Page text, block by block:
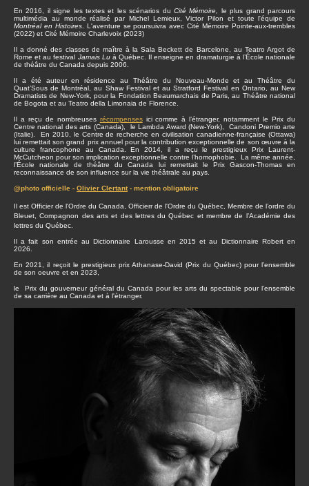
En 2016, il signe les textes et les scénarios du Cité Mémoire, le plus grand parcours
multimédia au monde réalisé par Michel Lemieux, Victor Pilon et toute l'équipe de
Montréal en Histoires. L'aventure se poursuivra avec Cité Mémoire Pointe-aux-trembles
(2022) et Cité Mémoire Charlevoix (2023)
Il a donné des classes de maître à la Sala Beckett de Barcelone, au Teatro Argot de
Rome et au festival Jamais Luà Québec. Il enseigne en dramaturgie à l’École nationale
de théâtre du Canada depuis 2006.
Il a été auteur en résidence au Théâtre du Nouveau-Monde et au Théâtre du
Quat’Sous de Montréal, au Shaw Festival et au Stratford Festival en Ontario, au New
Dramatists de New-York, pour la Fondation Beaumarchais de Paris, au Théâtre national
de Bogota et au Teatro della Limonaia de Florence.
Il a reçu de nombreuses récompensesici comme à l’étranger, notamment le Prix du
Centre national des arts (Canada), le Lambda Award (New-York), Candoni Premio arte
(Italie). En 2010, le Centre de recherche en civilisation canadienne-française (Ottawa)
lui remettait son grand prix annuel pour la contribution exceptionnelle de son œuvre à la
culture francophone au Canada. En 2014, il a reçu le prestigieux Prix Laurent-
McCutcheon pour son implication exceptionnelle contre l’homophobie. La même année,
l’École nationale de théâtre du Canada lui remettait le Prix Gascon-Thomas en
reconnaissance de son influence sur la vie théâtrale au pays.
@photo officielle - Olivier Clertant- mention obligatoire
Il est Officier de l'Ordre du Canada, Officierr de l'Ordre du Québec, Membre de l’ordre du
Bleuet, Compagnon des arts et des lettres du Québec et membre de l’Académie des
lettres du Québec.
Il a fait son entrée au Dictionnaire Larousse en 2015 et au Dictionnaire Robert en
2026.
En 2021, il reçoit le prestigieux prix Athanase-David (Prix du Québec) pour l’ensemble
de son oeuvre et en 2023,
le Prix du gouverneur général du Canada pour les arts du spectable pour l'ensemble
de sa carrière au Canada et à l'étranger.